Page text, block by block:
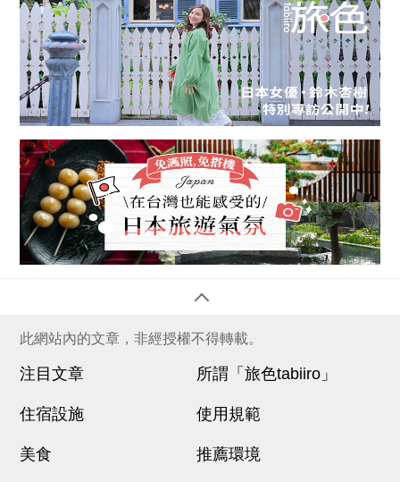
此網站內的文章，非經授權不得轉載。
注目文章
住宿設施
美食
所謂「旅色tabiiro」
使用規範
推薦環境